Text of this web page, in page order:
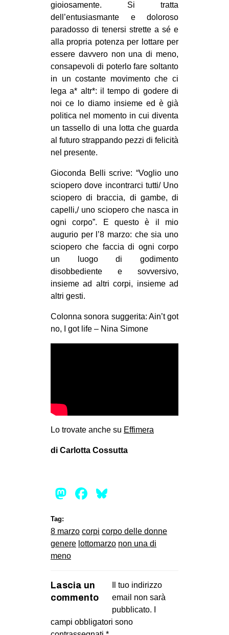
gioiosamente. Si tratta
dell’entusiasmante e doloroso
paradosso di tenersi strette a sé e
alla propria potenza per lottare per
essere davvero non una di meno,
consapevoli di poterlo fare soltanto
in un costante movimento che ci
lega a* altr*: il tempo di godere di
noi ce lo diamo insieme ed è già
politica nel momento in cui diventa
un tassello di una lotta che guarda
al futuro strappando pezzi di felicità
nel presente.
Gioconda Belli scrive: “Voglio uno
sciopero dove incontrarci tutti/ Uno
sciopero di braccia, di gambe, di
capelli,/ uno sciopero che nasca in
ogni corpo”. E questo è il mio
augurio per l’8 marzo: che sia uno
sciopero che faccia di ogni corpo
un luogo di godimento
disobbediente e sovversivo,
insieme ad altri corpi, insieme ad
altri gesti.
Colonna sonora suggerita: Ain’t got
no, I got life – Nina Simone
Lo trovate anche su Effimera
di Carlotta Cossutta
Mastodon
Facebook
Tag:
8 marzo corpi corpo delle donne
genere lottomarzo non una di
meno
Lascia un
commento
Il tuo indirizzo
email non sarà
pubblicato.
campi obbligatori sono